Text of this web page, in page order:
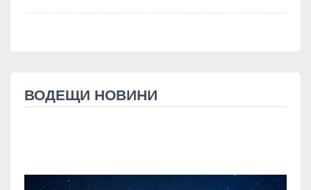
ВОДЕЩИ НОВИНИ